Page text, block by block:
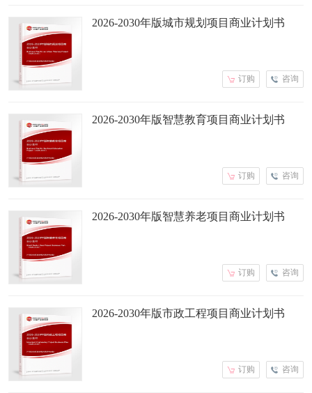
2026-2030年版城市规划项目商业计划书
咨询
订购
2026-2030年版智慧教育项目商业计划书
咨询
订购
2026-2030年版智慧养老项目商业计划书
咨询
订购
2026-2030年版市政工程项目商业计划书
咨询
订购